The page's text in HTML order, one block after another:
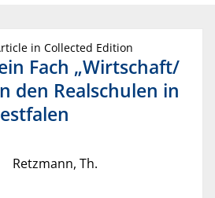
in Collected Edition
Fach „Wirtschaft/
den Realschulen in
Retzmann, Th.